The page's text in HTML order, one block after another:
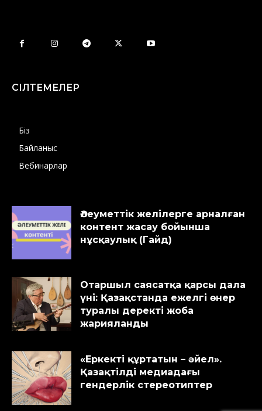
СІЛТЕМЕЛЕР
Біз
Байланыс
Вебинарлар
Әлеуметтік желілерге арналған
контент жасау бойынша
нұсқаулық (Гайд)
Отаршыл саясатқа қарсы дала
үні: Қазақстанда ежелгі өнер
туралы деректі жоба
жарияланды
«Еркекті құртатын – әйел».
Қазақтілді медиадағы
гендерлік стереотиптер